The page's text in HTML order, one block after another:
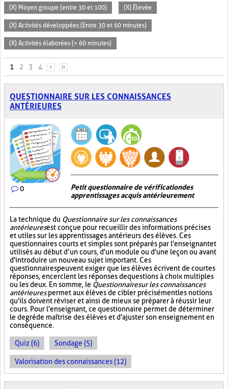
(X) Moyen groupe (entre 30 et 100) (X) Élevée
(X) Activités développées (Entre 30 et 60 minutes)
(X) Activités élaborées (> 60 minutes)
PAGES
1 2 3 4 › »
QUESTIONNAIRE SUR LES CONNAISSANCES
ANTÉRIEURES
0
Petit questionnaire de vérification des
apprentissages acquis antérieurement
La technique du Questionnaire sur les connaissances
antérieuresest conçue pour recueillir des informations précises
et utiles sur les apprentissages antérieurs des élèves. Ces
questionnaires courts et simples sont préparés par l'enseignant et
utilisés au début d’un cours, d'un module ou d'une leçon ou avant
d'introduire un nouveau sujet important. Ces
questionnaires peuvent exiger que les élèves écrivent de courtes
réponses, encerclent les réponses de questions à choix multiples
ou les deux. En somme, le Questionnaire sur les connaissances
antérieurespermet aux élèves de cibler précisément les notions
qu'ils doivent réviser et ainsi de mieux se préparer à réussir leur
cours. Pour l'enseignant, ce questionnaire permet de déterminer
le degré de maîtrise des élèves et d'ajuster son enseignement en
conséquence.
Quiz (6) Sondage (5)
Valorisation des connaissances (12)